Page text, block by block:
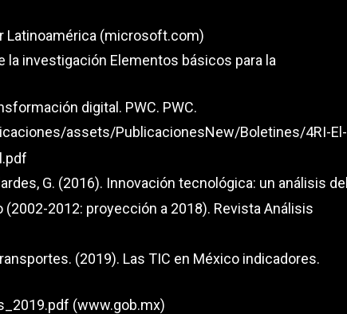
Latinoamérica (microsoft.com)
la investigación Elementos básicos para la
digital. PWC. PWC.
assets/PublicacionesNew/Boletines/4RI-El-
G. (2016). Innovación tecnológica: un análisis del
2012: proyección a 2018). Revista Análisis
(2019). Las TIC en México indicadores.
(www.gob.mx)